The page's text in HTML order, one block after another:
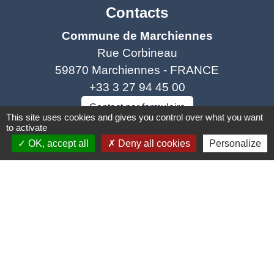
Contacts
Commune de Marchiennes
Rue Corbineau
59870 Marchiennes - FRANCE
+33 3 27 94 45 00
Contact par formulaire
This site uses cookies and gives you control over what you want
to activate
OK, accept all
Deny all cookies Personalize